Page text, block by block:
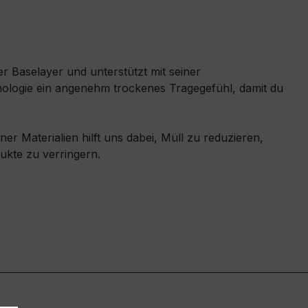
Baselayer und unterstützt mit seiner
ein angenehm trockenes Tragegefühl, damit du
Materialien hilft uns dabei, Müll zu reduzieren,
zu verringern.